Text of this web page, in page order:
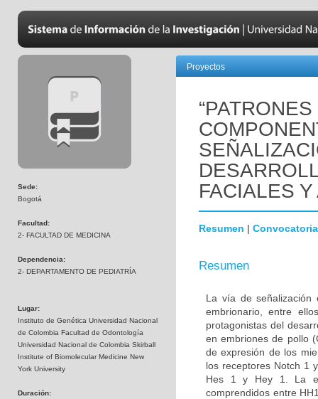
Sede:
Bogotá
Facultad:
2- FACULTAD DE MEDICINA
Dependencia:
2- DEPARTAMENTO DE PEDIATRÍA
Lugar:
Instituto de Genética Universidad Nacional
de Colombia Facultad de Odontología
Universidad Nacional de Colombia Skirball
Institute of Biomolecular Medicine New
York University
Duración:
Proyectos
FACIALES
Resumen | Convocatoria
Resumen
La vía de señalización
embrionario, entre
protagonistas del
en embriones de pollo
de expresión de los
los receptores Notch 1
Hes 1 y Hey 1. La
comprendidos entre